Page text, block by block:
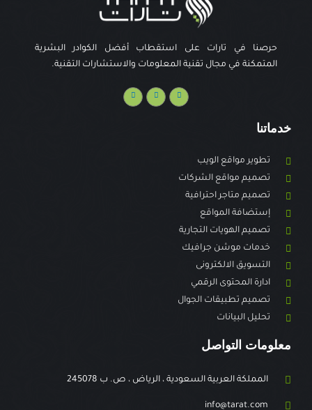
حرصنا في تارات على استقطاب أفضل الكوادر البشرية
المتمكنة في مجال تقنية المعلومات والاستشارات التقنية.
خدماتنا
تطوير مواقع الويب
تصميم مواقع الشركات
تصميم متاجر احترافية
إستضافة المواقع
تصميم الهويات التجارية
خدمات موشن جرافيك
التسويق الالكترونى
ادارة المحتوى الرقمي
تصميم تطبيقات الجوال
تحليل البيانات
معلومات التواصل
المملكة العربية السعودية ، الرياض ، ص. ب 245078
info@tarat.com